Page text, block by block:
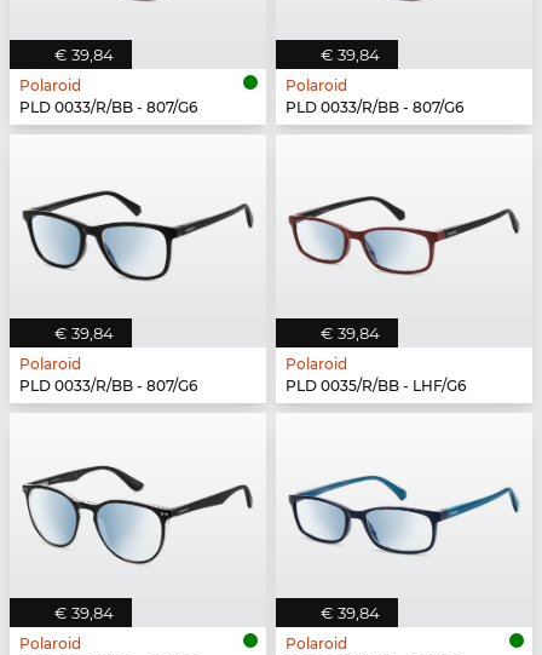
€ 39,84
Polaroid
PLD 0033/R/BB - 807/G6
€ 39,84
Polaroid
PLD 0033/R/BB - 807/G6
€ 39,84
Polaroid
PLD 0033/R/BB - 807/G6
€ 39,84
Polaroid
PLD 0035/R/BB - LHF/G6
€ 39,84
Polaroid
€ 39,84
Polaroid